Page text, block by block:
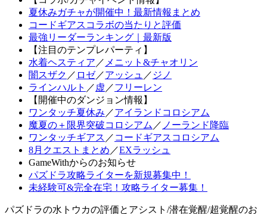
夏休みガチャが開催中！最新情報まとめ
コードギアスコラボの当たりと評価
最強リーダーランキング｜最新版
【注目のテンプレパーティ】
水着ヘスティア ／ メニット&チャオリン
闇スザク ／ ロゼ／アッシュ ／ ジノ
ラインハルト ／ 虚 ／フリーレン
【開催中のダンジョン情報】
ワンタッチ夏休み ／アイランドコロシアム
魔夏の＋限界突破コロシアム ／ ノーランド降臨
ワンタッチギアス ／ コードギアスコロシアム
8月クエストまとめ ／EXラッシュ
GameWithからのお知らせ
パズドラ攻略ライターを新規募集中！
未経験可&完全在宅！攻略ライター募集！
パズドラの水トウカの評価とアシスト/潜在覚醒/超覚醒のお